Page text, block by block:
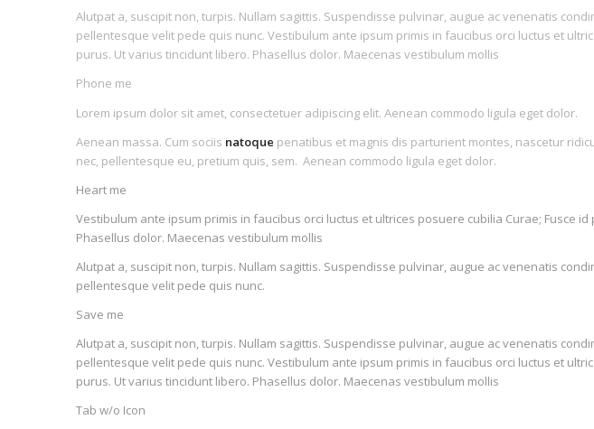
Alutpat a, suscipit non, turpis. Nullam sagittis. Suspendisse pulvinar, augue ac venenatis
pellentesque velit pede quis nunc. Vestibulum ante ipsum primis in faucibus orci luctus et
purus. Ut varius tincidunt libero. Phasellus dolor. Maecenas vestibulum mollis
Phone me
Lorem ipsum dolor sit amet, consectetuer adipiscing elit. Aenean commodo ligula eget dolor.
Aenean massa. Cum sociis natoque penatibus et magnis dis parturient montes, nascetur
nec, pellentesque eu, pretium quis, sem. Aenean commodo ligula eget dolor.
Heart me
Vestibulum ante ipsum primis in faucibus orci luctus et ultrices posuere cubilia Curae; Fusce
Phasellus dolor. Maecenas vestibulum mollis
Alutpat a, suscipit non, turpis. Nullam sagittis. Suspendisse pulvinar, augue ac venenatis
pellentesque velit pede quis nunc.
Save me
Alutpat a, suscipit non, turpis. Nullam sagittis. Suspendisse pulvinar, augue ac venenatis
pellentesque velit pede quis nunc. Vestibulum ante ipsum primis in faucibus orci luctus et
purus. Ut varius tincidunt libero. Phasellus dolor. Maecenas vestibulum mollis
Tab w/o Icon